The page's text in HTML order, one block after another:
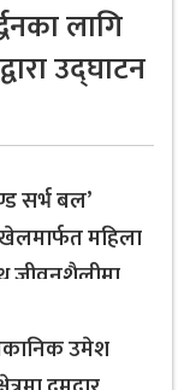
लागि
उद्घाटन
सर्भ बल’
खेलमार्फत महिला
जीवनशैलीमा
उमेश